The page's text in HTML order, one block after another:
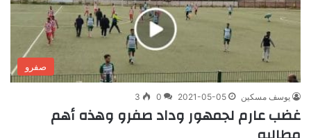
صفرو
يوسف مسكين 2021-05-05
0
3
غضب عارم لجمهور وداد صفرو وهذه أهم